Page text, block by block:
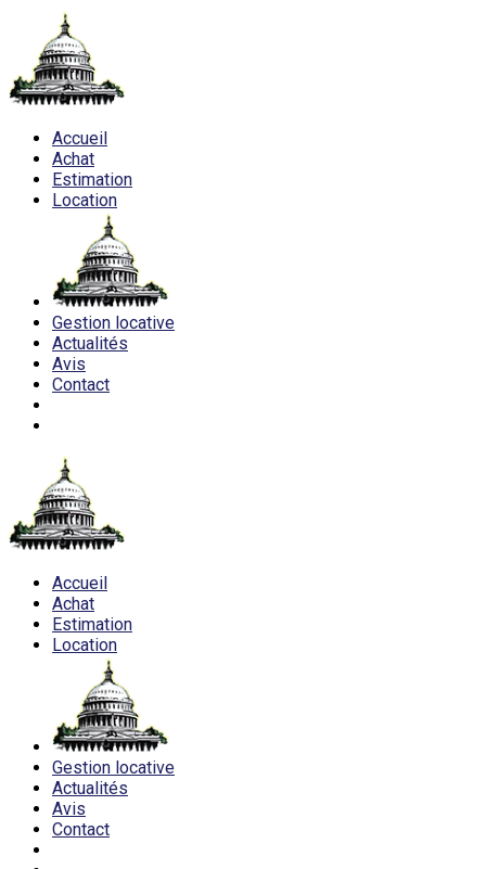
Accueil
Achat
Estimation
Location
Gestion locative
Actualités
Avis
Contact
Accueil
Achat
Estimation
Location
Gestion locative
Actualités
Avis
Contact